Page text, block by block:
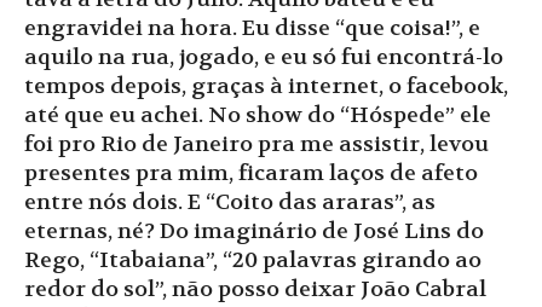
engravidei na hora. Eu disse “que coisa!”, e
aquilo na rua, jogado, e eu só fui encontrá-lo
tempos depois, graças à internet, o facebook,
até que eu achei. No show do “Hóspede” ele
foi pro Rio de Janeiro pra me assistir, levou
presentes pra mim, ficaram laços de afeto
entre nós dois. E “Coito das araras”, as
eternas, né? Do imaginário de José Lins do
Rego, “Itabaiana”, “20 palavras girando ao
redor do sol”, não posso deixar João Cabral